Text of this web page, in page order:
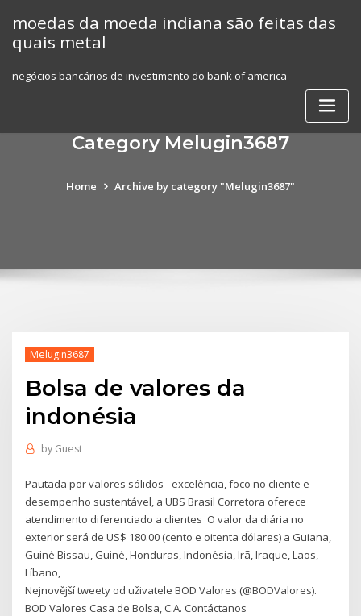
content
moedas da moeda indiana são feitas das
quais metal
negócios bancários de investimento do bank of america
Category Melugin3687
Home Archive by category "Melugin3687"
Melugin3687
Bolsa de valores da
indonésia
by Guest
Pautada por valores sólidos - excelência, foco no cliente e
desempenho sustentável, a UBS Brasil Corretora oferece
atendimento diferenciado a clientes O valor da diária no
exterior será de US$ 180.00 (cento e oitenta dólares) a Guiana,
Guiné Bissau, Guiné, Honduras, Indonésia, Irã, Iraque, Laos,
Líbano,
Nejnovější tweety od uživatele BOD Valores (@BODValores).
BOD Valores Casa de Bolsa, C.A. Contáctanos